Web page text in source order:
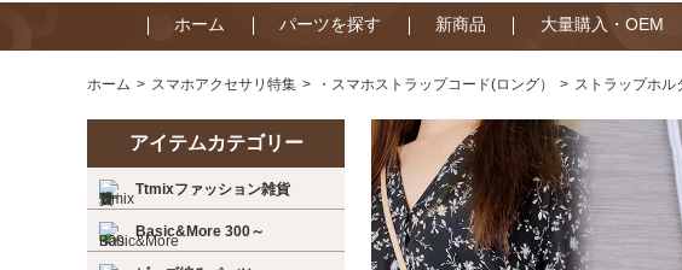
ホーム パーツを探す 新商品 大量購入・OEM
ホーム スマホアクセサリ特集 ・スマホストラップコード(ロング） ストラップホル
アイテムカテゴリー
Ttmixファッション雑貨
Basic&More 300～